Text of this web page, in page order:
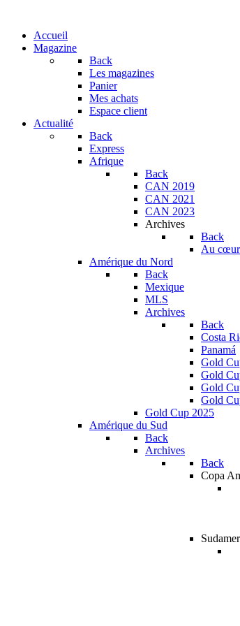
Accueil
Magazine
Back
Les magazines
Panier
Mes achats
Espace client
Actualité
Back
Express
Afrique
Back
CAN 2019
CAN 2021
CAN 2023
Archives
Back
Au
Amérique du Nord
Back
Mexique
MLS
Archives
Back
Costa
Panamá
Gold
Gold
Gold
Gold
Gold Cup 2025
Amérique du Sud
Back
Archives
Back
Copa